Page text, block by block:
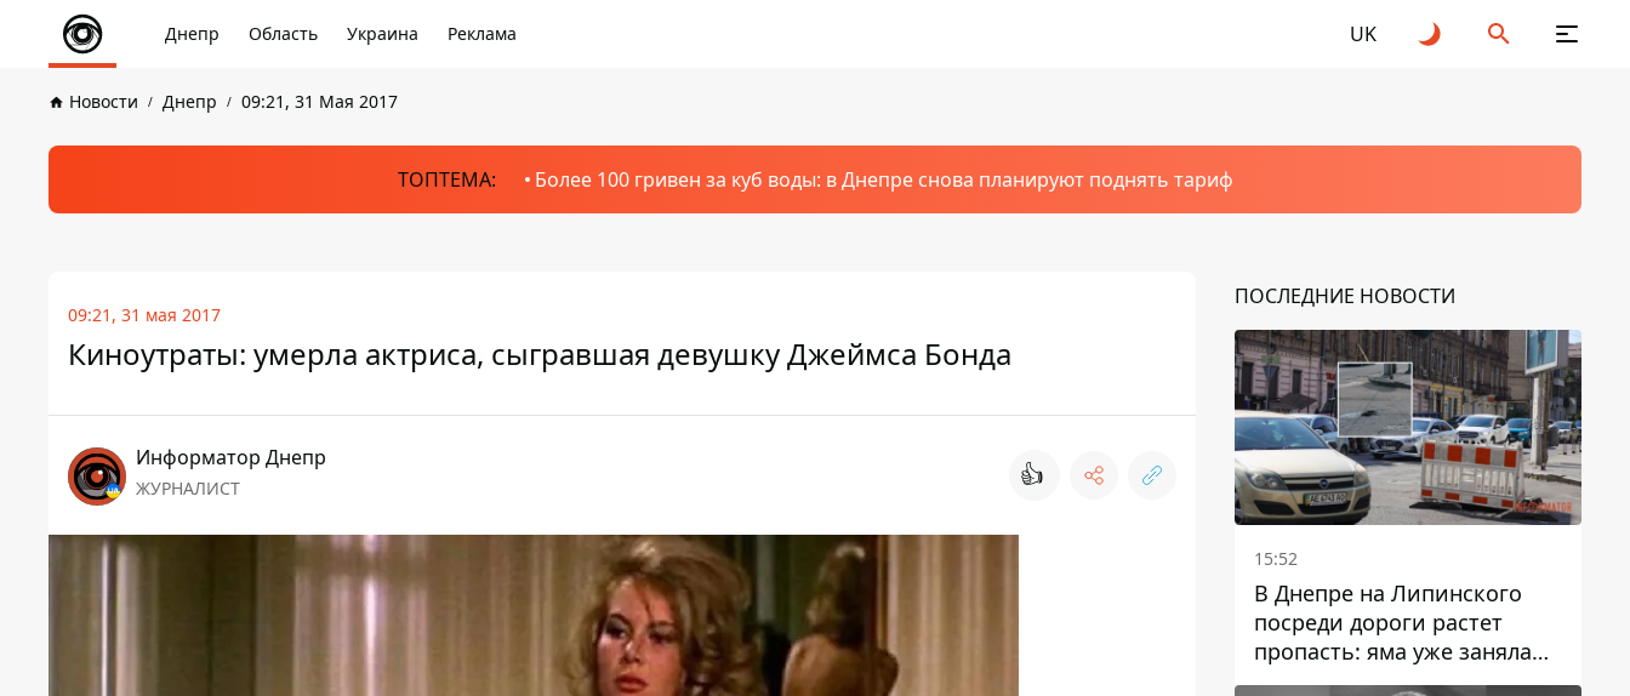
Днепр Область Украина Реклама UK
Новости Днепр 09:21, 31 Мая 2017
ТОПТЕМА: Более 100 гривен за куб воды: в Днепре снова планируют поднять тариф
09:21, 31 мая 2017
Киноутраты: умерла актриса, сыгравшая девушку Джеймса Бонда
Информатор Днепр
ЖУРНАЛИСТ 👍
ПОСЛЕДНИЕ НОВОСТИ
15:52
В Днепре на Липинского
посреди дороги растет
пропасть: яма уже заняла
полосу движения